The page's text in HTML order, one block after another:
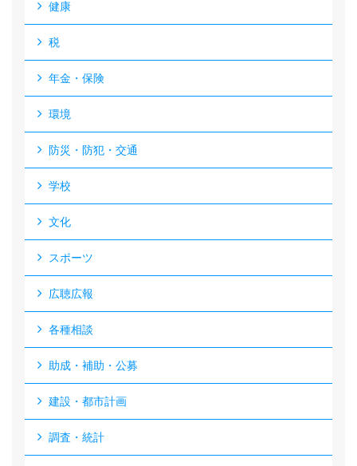
健康
税
年金・保険
環境
防災・防犯・交通
学校
文化
スポーツ
広聴広報
各種相談
助成・補助・公募
建設・都市計画
調査・統計